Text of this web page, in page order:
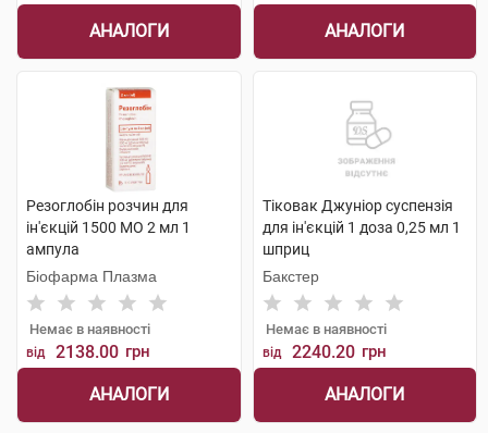
АНАЛОГИ АНАЛОГИ
Резоглобін розчин для
ін'єкцій 1500 МО 2 мл 1
ампула
Біофарма Плазма
Немає в наявності
від 2138.00 грн
АНАЛОГИ
Тіковак Джуніор суспензія
для ін'єкцій 1 доза 0,25 мл 1
шприц
Бакстер
Немає в наявності
від 2240.20 грн
АНАЛОГИ